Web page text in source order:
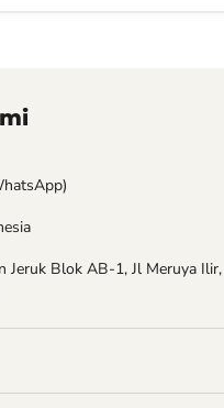
Jeruk Blok AB-1, Jl Meruya